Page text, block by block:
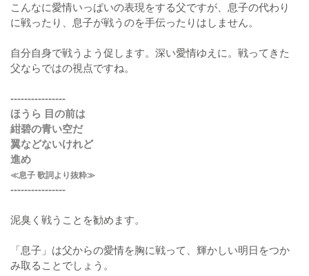
こんなに愛情いっぱいの表現をする父ですが、息子の代わり
に戦ったり、息子が戦うのを手伝ったりはしません。
自分自身で戦うよう促します。深い愛情ゆえに。戦ってきた
父ならではの視点ですね。
----------------
ほうら 目の前は
紺碧の青い空だ
翼などないけれど
進め
≪息子 歌詞より抜粋≫
----------------
泥臭く戦うことを勧めます。
「息子」は父からの愛情を胸に戦って、輝かしい明日をつか
み取ることでしょう。